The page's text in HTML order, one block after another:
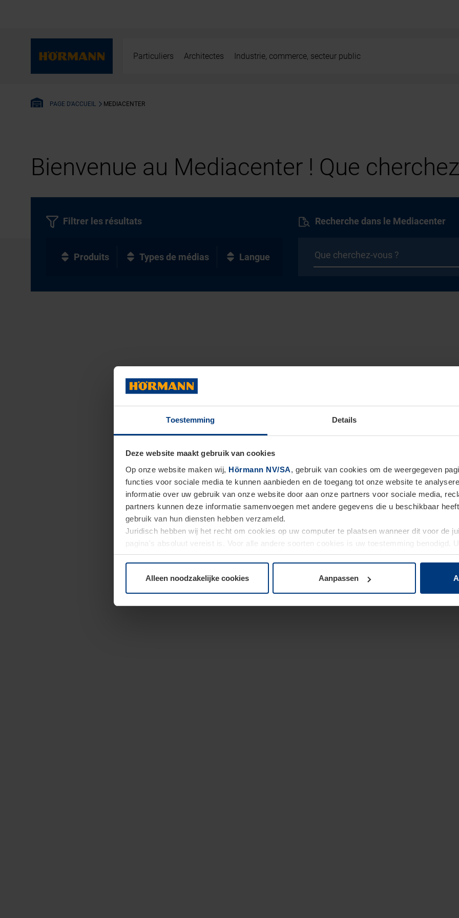
Toestemming Details
Deze website maakt gebruik van cookies
Op onze website maken wij, Hörmann NV/SA, gebruik van cookies om de weergegeven
functies voor sociale media te kunnen aanbieden en de toegang tot onze website te
informatie over uw gebruik van onze website door aan onze partners voor sociale media,
partners kunnen deze informatie samenvoegen met andere gegevens die u beschikbaar
gebruik van hun diensten hebben verzameld.
Juridisch hebben wij het recht om cookies op uw computer te plaatsen wanneer dit voor de
pagina's absoluut vereist is. Voor alle andere soorten cookies is uw toestemming benodigd.
moment bij de uitleg van de cookies op paginaPrivacyverklaringop onze website wijzigen
Alleen noodzakelijke cookies Aanpassen
Particuliers Architectes Industrie, commerce, secteur public
PAGE D'ACCUEIL MEDIACENTER
Bienvenue au Mediacenter ! Que
Recherche dans le Mediacenter
Filtrer les résultats
Produits Types de médias Langue